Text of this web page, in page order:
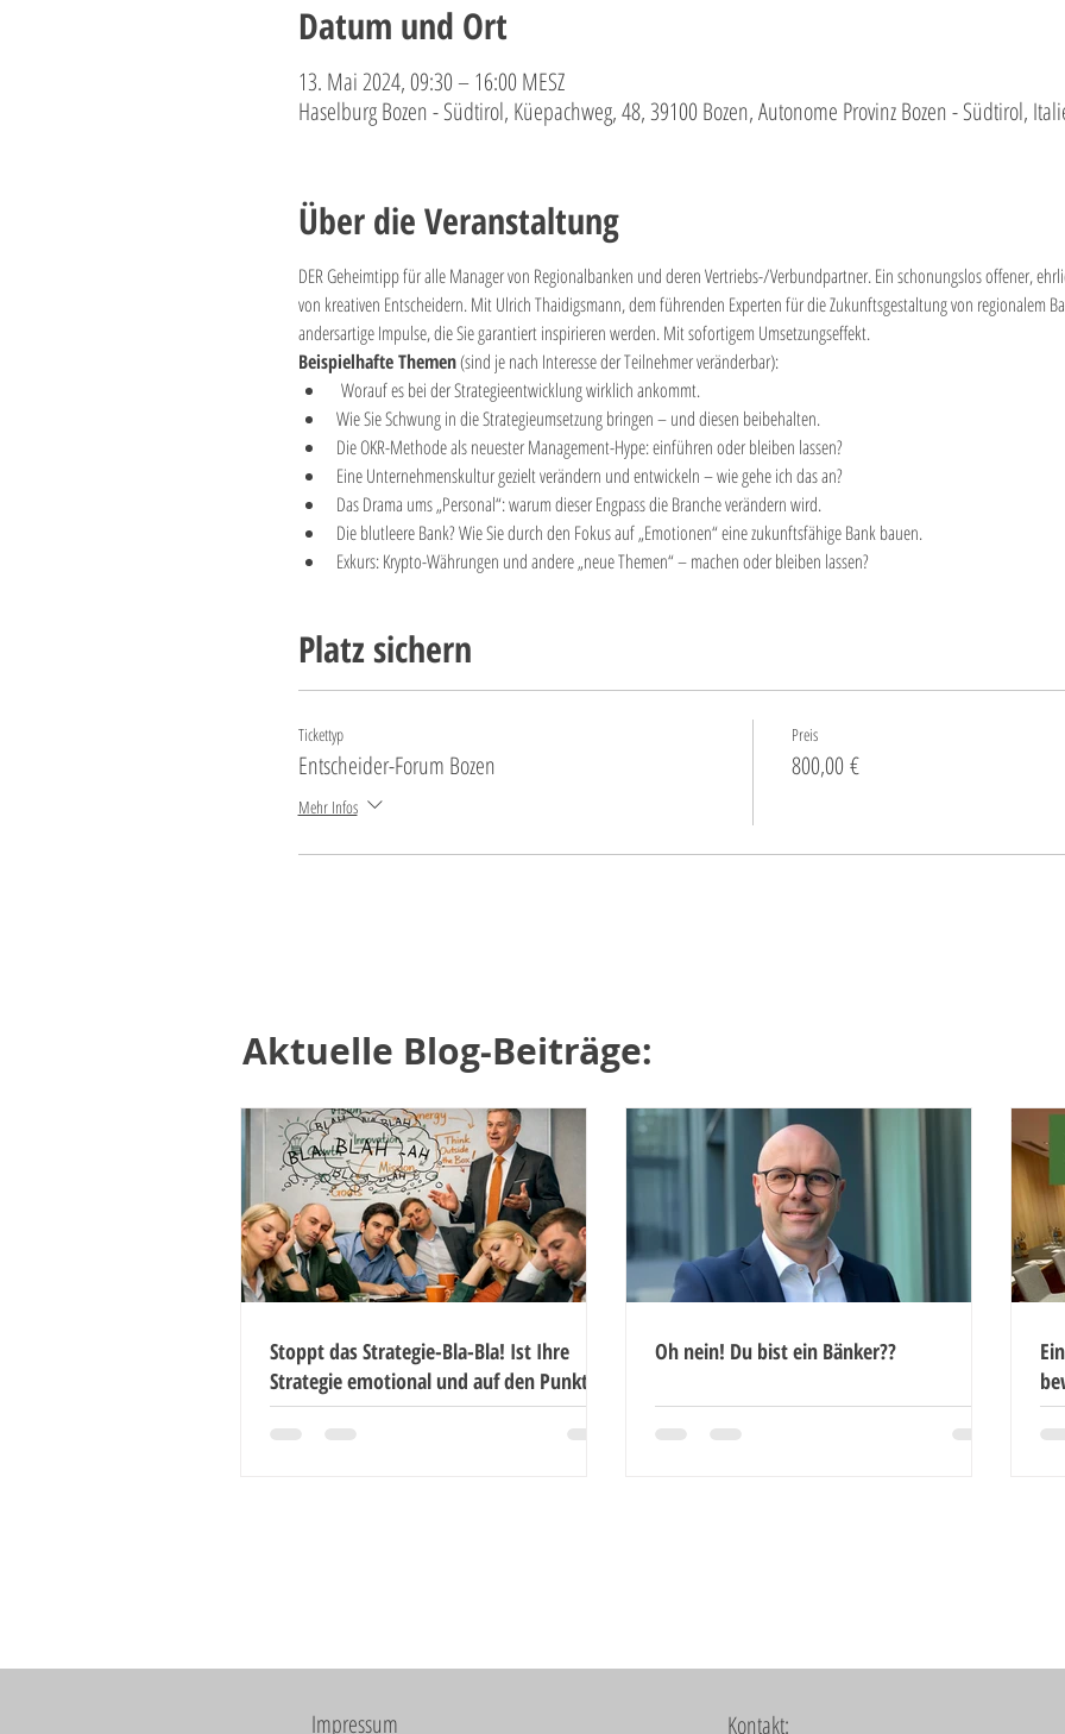
Datum und Ort
13. Mai 2024, 09:30 – 16:00 MESZ
Haselburg Bozen - Südtirol, Küepachweg, 48, 39100 Bozen, Autonome Provinz Bozen - Südtirol,
Über die Veranstaltung
DER Geheimtipp für alle Manager von Regionalbanken und deren Vertriebs-/Verbundpartner. Ein schonungslos offener,
von kreativen Entscheidern. Mit Ulrich Thaidigsmann, dem führenden Experten für die Zukunftsgestaltung von regionalem
andersartige Impulse, die Sie garantiert inspirieren werden. Mit sofortigem Umsetzungseffekt.
Beispielhafte Themen (sind je nach Interesse der Teilnehmer veränderbar):
Worauf es bei der Strategieentwicklung wirklich ankommt.
Wie Sie Schwung in die Strategieumsetzung bringen – und diesen beibehalten.
Die OKR-Methode als neuester Management-Hype: einführen oder bleiben lassen?
Eine Unternehmenskultur gezielt verändern und entwickeln – wie gehe ich das an?
Das Drama ums „Personal“: warum dieser Engpass die Branche verändern wird.
Die blutleere Bank? Wie Sie durch den Fokus auf „Emotionen“ eine zukunftsfähige Bank bauen.
Exkurs: Krypto-Währungen und andere „neue Themen“ – machen oder bleiben lassen?
Platz sichern
Tickettyp
Entscheider-Forum Bozen
Mehr Infos
Preis
800,00 €
Aktuelle Blog-Beiträge:
Stoppt das Strategie-Bla-Bla! Ist Ihre
Strategie emotional und auf den Punkt
formuliert?
Oh nein! Du bist ein Bänker??
Impressum Kontakt: